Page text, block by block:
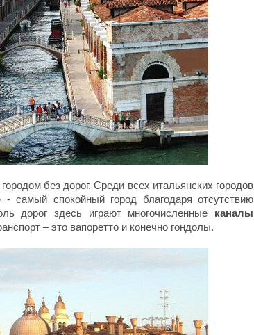
без дорог. Среди всех итальянских городов
- самый спокойный город благодаря отсутствию
дорог здесь играют многочисленные каналы
– это вапоретто и конечно гондолы.